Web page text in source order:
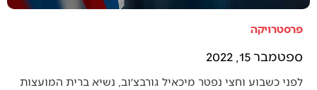
פרסטרויקה
ספטמבר 15, 2022
לפני כשבוע וחצי נפטר מיכאיל גורבצ׳וב, נשיא ברית המועצות